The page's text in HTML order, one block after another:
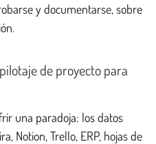
y documentarse, sobre
de proyecto para
una paradoja: los datos
Notion, Trello, ERP, hojas de